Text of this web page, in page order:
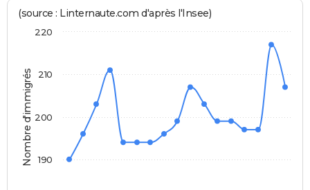
Nombre d'immigrés
(source : Linternaute.com d'après l'Insee)
190
200
210
220